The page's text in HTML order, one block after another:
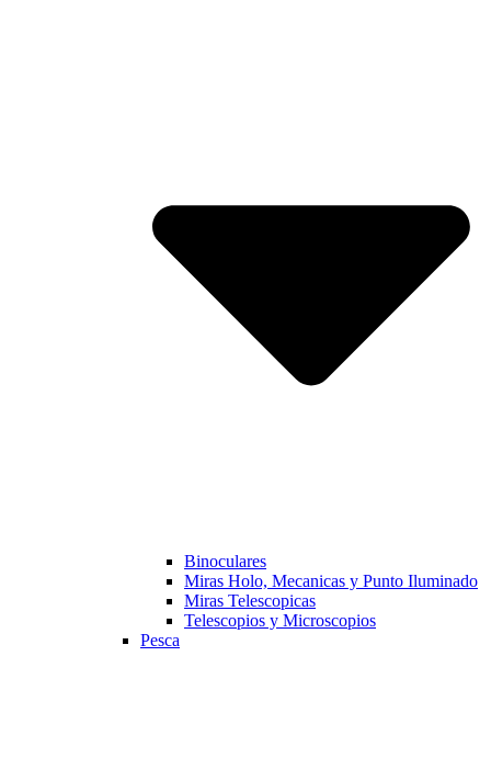
Binoculares
Miras Holo, Mecanicas y Punto Iluminado
Miras Telescopicas
Telescopios y Microscopios
Pesca